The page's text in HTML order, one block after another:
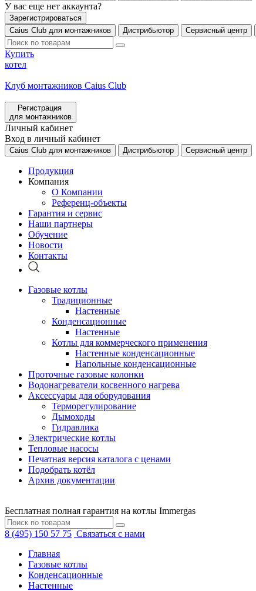
У вас еще нет аккаунта?
Зарегистрироваться
Caius Club для монтажников
Дистрибьютор Сервисный центр
Купить
котел
Клуб монтажников Caius Club
Регистрация
для монтажников
Личный кабинет
Вход в личный кабинет
Caius Club для монтажников Дистрибьютор Сервисный центр
Продукция
Компания
О Компании
Референц-объекты
Гарантия и сервис
Наши партнеры
Обучение
Новости
Контакты
Газовые котлы
Традиционные
Настенные
Конденсационные
Настенные
Котлы для коммерческого применения
Настенные конденсационные
Напольные конденсационные
Проточные газовые колонки
Водонагреватели косвенного нагрева
Аксессуары для оборудования
Терморегулирование
Дымоходы
Гидравлика
Электрические котлы
Тепловые насосы
Печатная версия каталога с ценами
Подобрать котёл
Архив документации
Бесплатная полная гарантия на котлы Immergas
8 (495) 150 57 75 Связаться с нами
Главная
Газовые котлы
Конденсационные
Настенные